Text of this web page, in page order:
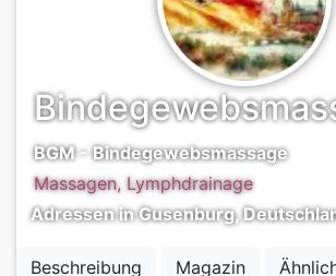
BGM - Bindegewebsmassage
Massagen, Lymphdrainage
Adressen in Gusenburg,
Beschreibung Magazin